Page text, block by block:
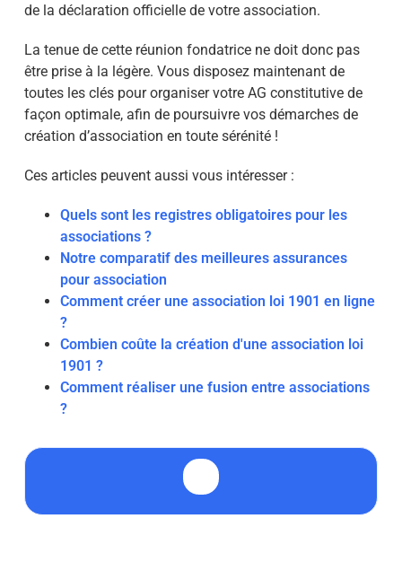
de la déclaration officielle de votre association.
La tenue de cette réunion fondatrice ne doit donc pas
être prise à la légère. Vous disposez maintenant de
toutes les clés pour organiser votre AG constitutive de
façon optimale, afin de poursuivre vos démarches de
création d’association en toute sérénité !
Ces articles peuvent aussi vous intéresser :
Quels sont les registres obligatoires pour les
associations ?
Notre comparatif des meilleures assurances
pour association
Comment créer une association loi 1901 en ligne
?
Combien coûte la création d'une association loi
1901 ?
Comment réaliser une fusion entre associations
?